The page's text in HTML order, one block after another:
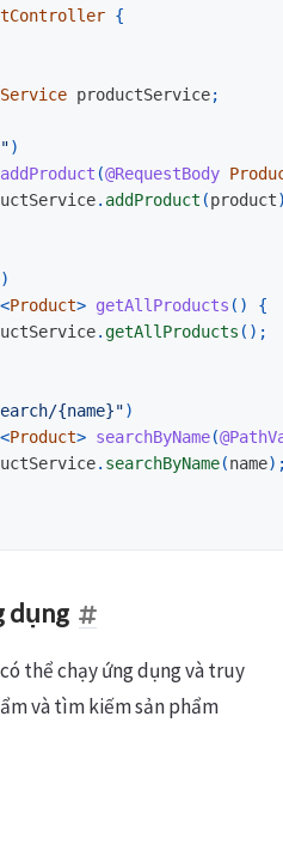
{
productService;
)
addProduct (@RequestBody
. addProduct (product
)
<Product> getAllProducts ()
{
.getAllProducts ();
{name}")
<Product> searchByName(
. searchByName(name
dụng
thể chạy ứng dụng và truy
và tìm kiếm sản phẩm